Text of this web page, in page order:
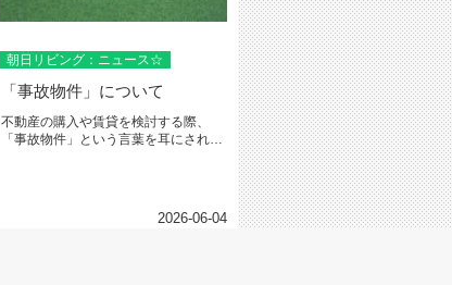
朝日リビング：ニュース☆
「事故物件」について
不動産の購入や賃貸を検討する際、
「事故物件」という言葉を耳にされた
2026-06-04